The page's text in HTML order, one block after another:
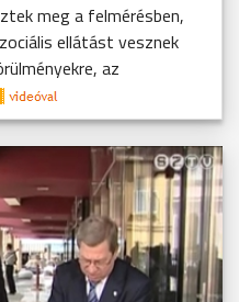
meg a felmérésben,
ellátást vesznek
az